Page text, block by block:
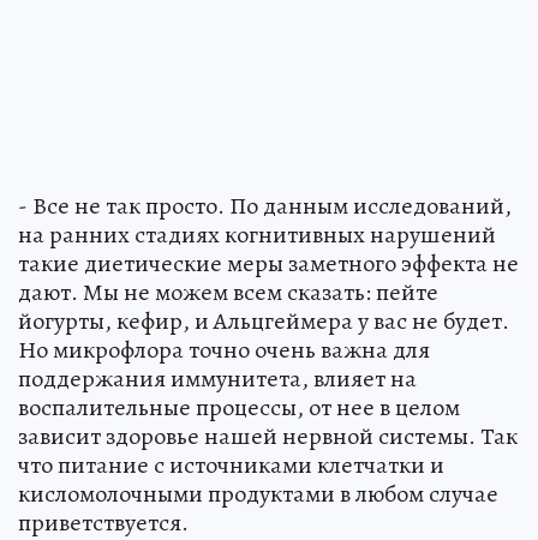
- Все не так просто. По данным исследований,
на ранних стадиях когнитивных нарушений
такие диетические меры заметного эффекта не
дают. Мы не можем всем сказать: пейте
йогурты, кефир, и Альцгеймера у вас не будет.
Но микрофлора точно очень важна для
поддержания иммунитета, влияет на
воспалительные процессы, от нее в целом
зависит здоровье нашей нервной системы. Так
что питание с источниками клетчатки и
кисломолочными продуктами в любом случае
приветствуется.